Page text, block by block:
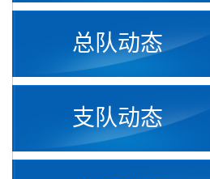
总队动态
支队动态